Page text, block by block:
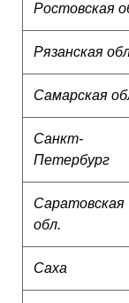
Ростовская
Рязанская
Самарская
Санкт-
Петербург
Саратовская
обл.
Саха